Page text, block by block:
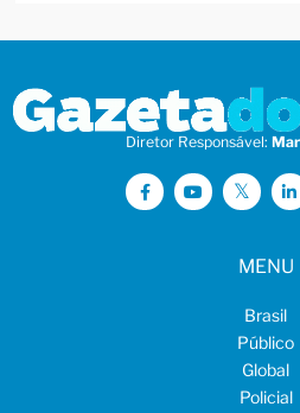
Diretor Responsável:
MENU
Brasil
Público
Global
Policial